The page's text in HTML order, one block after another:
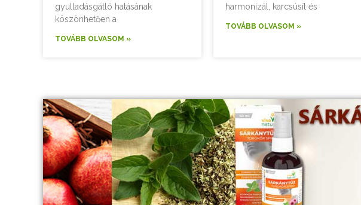
gyulladásgátló hatásának
köszönhetően a
TOVÁBB OLVASOM »
harmonizál, karcsúsít és
TOVÁBB OLVASOM »